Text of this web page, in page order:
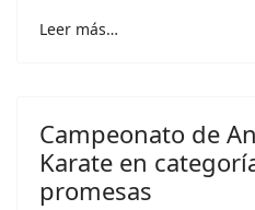
Leer más…
Campeonato de
Karate en
promesas